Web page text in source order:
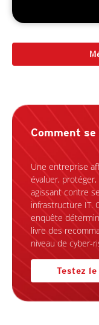
Comment
Une entreprise
évaluer,
agissant contre
infrastructure IT.
enquête
livre des
niveau de cyber-
Testez